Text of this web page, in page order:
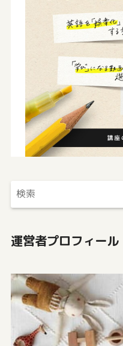
運営者プロフィール